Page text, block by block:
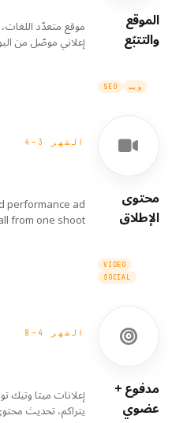
الموقع
والتتبّع إعلاني موصّل من
ويب SEO
الشهر 3–4
محتوى
الإطلاق performance ad
from one shoot.
VIDEO
SOCIAL
الشهر 4–8
مدفوع +
عضوي إعلانات ميتا
يتراكم، تحديث